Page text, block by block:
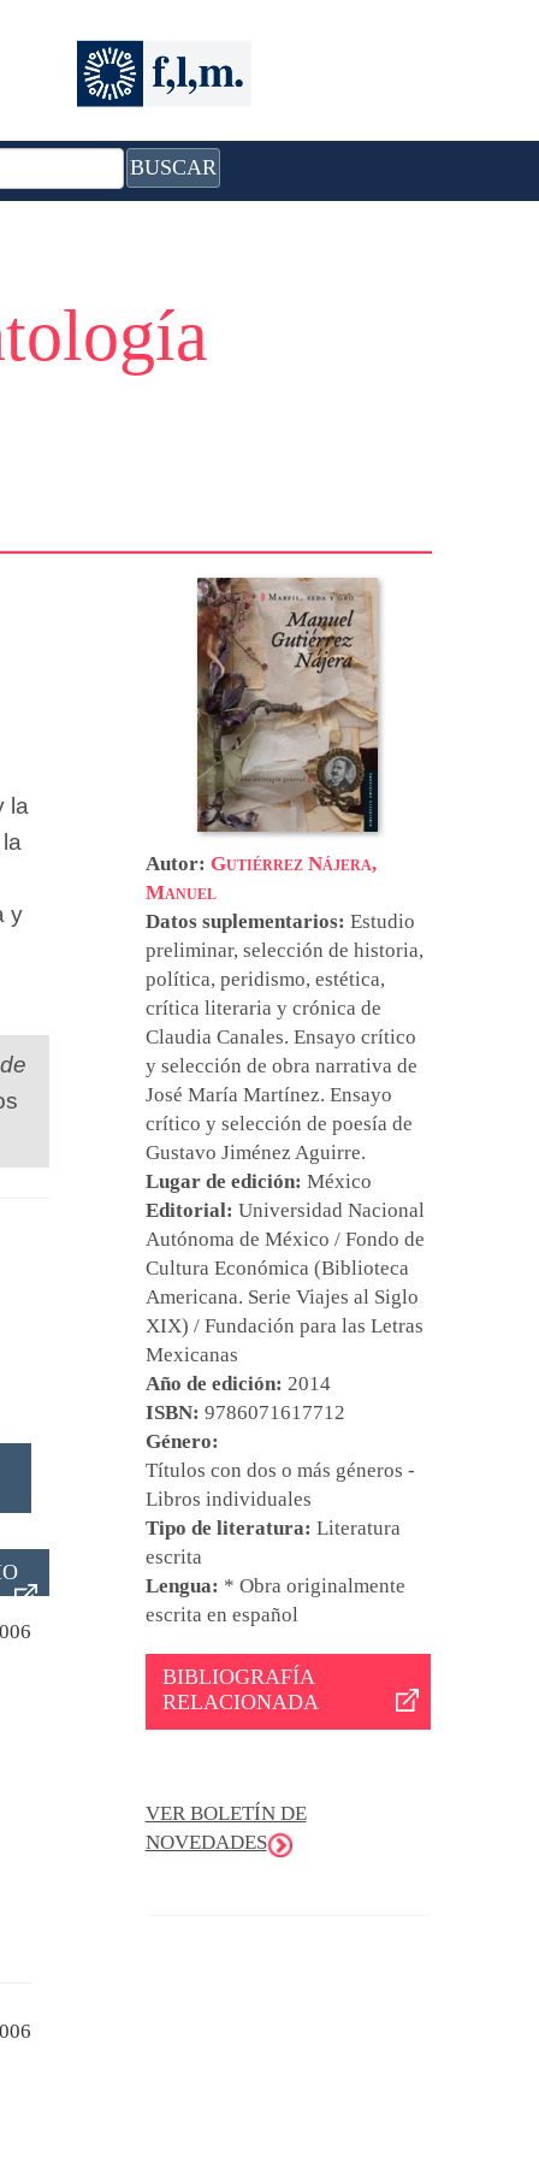
BUSCAR
Autor: Gutiérrez Nájera,
Manuel
Datos suplementarios: Estudio
preliminar, selección de historia,
política, peridismo, estética,
crítica literaria y crónica de
Claudia Canales. Ensayo crítico
y selección de obra narrativa de
José María Martínez. Ensayo
crítico y selección de poesía de
Gustavo Jiménez Aguirre.
Lugar de edición: México
Editorial: Universidad Nacional
Autónoma de México / Fondo de
Cultura Económica (Biblioteca
Americana. Serie Viajes al Siglo
XIX) / Fundación para las Letras
Mexicanas
Año de edición: 2014
ISBN: 9786071617712
Género:
Títulos con dos o más géneros -
Libros individuales
Tipo de literatura: Literatura
escrita
Lengua: * Obra originalmente
escrita en español
BIBLIOGRAFÍA
RELACIONADA
VER BOLETÍN DE
NOVEDADES
la
y